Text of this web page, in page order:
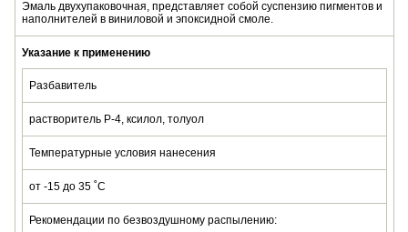
Эмаль двухупаковочная, представляет собой суспензию пигментов и
наполнителей в виниловой и эпоксидной смоле.
Указание к применению
Разбавитель
растворитель Р-4, ксилол, толуол
Температурные условия нанесения
от -15 до 35 ˚C
Рекомендации по безвоздушному распылению: